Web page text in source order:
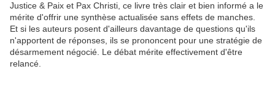
Justice & Paix et Pax Christi, ce livre très clair et bien informé a le
mérite d'offrir une synthèse actualisée sans effets de manches.
Et si les auteurs posent d'ailleurs davantage de questions qu'ils
n'apportent de réponses, ils se prononcent pour une stratégie de
désarmement négocié. Le débat mérite effectivement d'être
relancé.